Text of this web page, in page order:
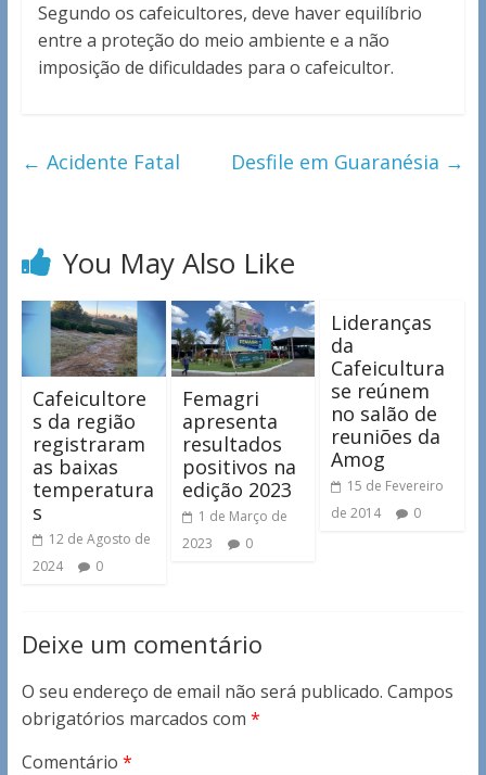
Segundo os cafeicultores, deve haver equilíbrio
entre a proteção do meio ambiente e a não
imposição de dificuldades para o cafeicultor.
← Acidente Fatal Desfile em Guaranésia →
You May Also Like
Cafeicultore
s da região
registraram
as baixas
temperatura
s
12 de Agosto de
2024
0
Femagri
apresenta
resultados
positivos na
edição 2023
1 de Março de
2023
0
Lideranças
da
Cafeicultura
se reúnem
no salão de
reuniões da
Amog
15 de Fevereiro
de 2014
0
Deixe um comentário
O seu endereço de email não será publicado. Campos
obrigatórios marcados com *
Comentário *